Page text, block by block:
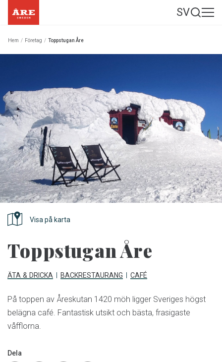
SV
Hem / Företag / Toppstugan Åre
Visa på karta
Toppstugan Åre
ÄTA & DRICKA BACKRESTAURANG CAFÉ
På toppen av Åreskutan 1420 möh ligger Sveriges högst
belägna café. Fantastisk utsikt och bästa, frasigaste
våfflorna.
Dela